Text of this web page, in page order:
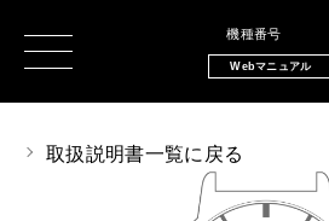
機種番号
Webマニュアル
取扱説明書一覧に戻る